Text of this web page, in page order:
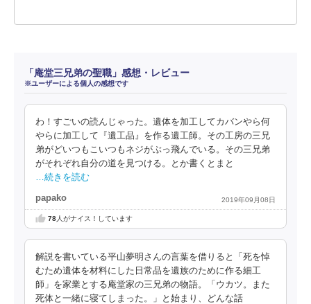
「庵堂三兄弟の聖職」感想・レビュー
※ユーザーによる個人の感想です
わ！すごいの読んじゃった。遺体を加工してカバンやら何
やらに加工して『遺工品』を作る遺工師。その工房の三兄
弟がどいつもこいつもネジがぶっ飛んでいる。その三兄弟
がそれぞれ自分の道を見つける。とか書くとまと
…続きを読む
papako 2019年09月08日
78人がナイス！しています
解説を書いている平山夢明さんの言葉を借りると「死を悼
むため遺体を材料にした日常品を遺族のために作る細工
師」を家業とする庵堂家の三兄弟の物語。「ウカツ。また
死体と一緒に寝てしまった。」と始まり、どんな話